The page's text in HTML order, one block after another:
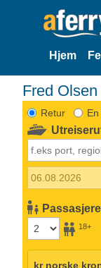
Hjem
Fred Olsen
Retur
18+